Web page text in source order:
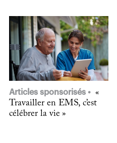
Articles sponsorisés
«
Travailler en EMS, c’est
célébrer la vie »